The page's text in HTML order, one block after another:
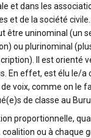
et dans les
et de la société
être uninominal (un
ou plurinominal
Il est orienté
En effet, est élu le/a
voix, comme on le
de classe au
proportionnelle,
coalition ou à chaque